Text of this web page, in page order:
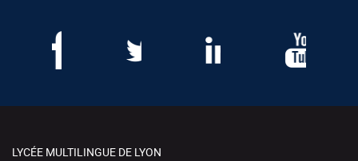
LYCÉE MULTILINGUE DE LYON